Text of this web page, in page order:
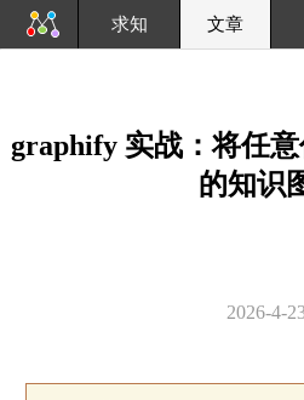
求知 文章
graphify 实战：将任
的知识
2026-4-